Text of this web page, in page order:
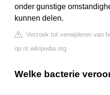
onder gunstige
kunnen delen.
Verzoek tot verwijderen van
op nl.wikipedia.org
Welke bacterie